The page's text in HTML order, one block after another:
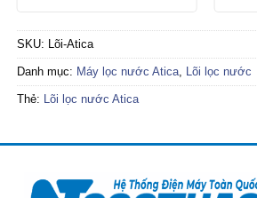
là:
1,225,000₫.
tại
là:
SKU: Lõi-Atica
Danh mục: Máy lọc nước Atica, Lõi lọc nước
Thẻ: Lõi lọc nước Atica